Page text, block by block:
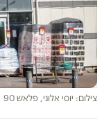
צילום: יוסי אלוני, פלאש 90